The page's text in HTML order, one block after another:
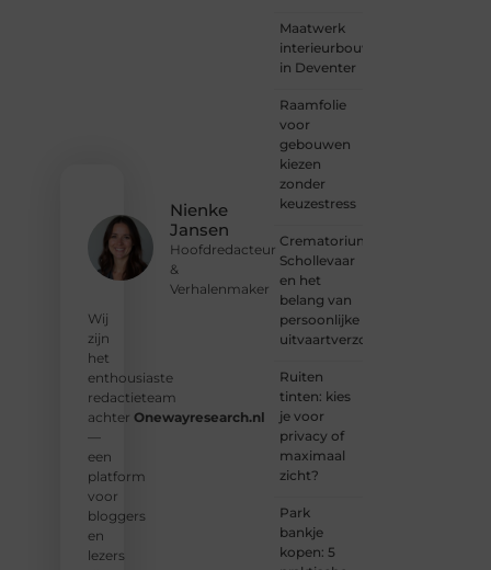
Nienke
Jansen
Hoofdredacteur
&
Verhalenmaker
Wij
zijn
het
enthousiaste
redactieteam
achter Onewayresearch.nl
—
een
platform
voor
bloggers
en
lezers
Maatwerk
interieurbouw
in Deventer
Raamfolie
voor
gebouwen
kiezen
zonder
keuzestress
Crematorium
Schollevaar
en het
belang van
persoonlijke
uitvaartverzorging
Ruiten
tinten: kies
je voor
privacy of
maximaal
zicht?
Park
bankje
kopen: 5